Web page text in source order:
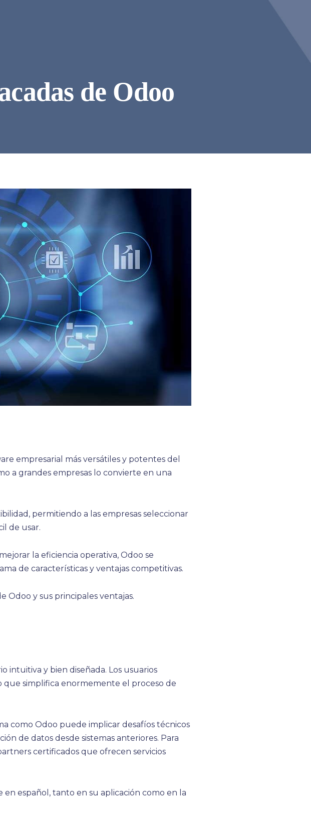
de Odoo
empresarial más versátiles y potentes del
a grandes empresas lo convierte en una
permitiendo a las empresas seleccionar
de usar.
la eficiencia operativa, Odoo se
de características y ventajas competitivas.
Odoo y sus principales ventajas.
intuitiva y bien diseñada. Los usuarios
que simplifica enormemente el proceso de
como Odoo puede implicar desafíos técnicos
de datos desde sistemas anteriores. Para
certificados que ofrecen servicios
español, tanto en su aplicación como en la